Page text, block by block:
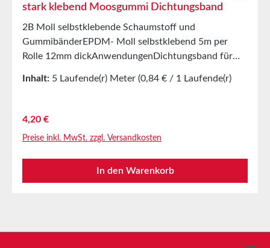
stark klebend Moosgummi Dichtungsband
2B Moll selbstklebende Schaumstoff und
GummibänderEPDM- Moll selbstklebend 5m per
Rolle 12mm dickAnwendungenDichtungsband für
von SchaltschränkenStoßdämpfende Dichtung im
in der MöbelindustrieStanzeile und Dichtungen in
Zugluft und FeuchtigkeitSchallschutz an
LautsprecherboxenVibrationsschutz von Maschinen
und GerätenDichtungsband im Glas-, Lichtkuppe-,
Zellkautschuk mit PET-Zwischenträgeralterungs-,
Inhalt: 5 Laufende(r) Meter (0,84 € / 1 Laufende(r)
Regulärer Preis:
4,20 €
Preise inkl. MwSt. zzgl. Versandkosten
In den Warenkorb